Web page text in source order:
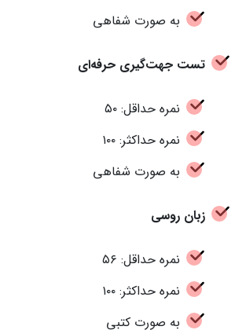
به صورت شفاهی
تست جهت‌گیری حرفه‌ای
نمره حداقل: ۵۰
نمره حداکثر: ۱۰۰
به صورت شفاهی
زبان روسی
نمره حداقل: ۵۶
نمره حداکثر: ۱۰۰
به صورت کتبی